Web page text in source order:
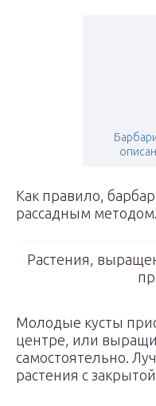
Как правило,
рассадным методом.
Растения,
Молодые кусты
центре, или
самостоятельно.
растения с